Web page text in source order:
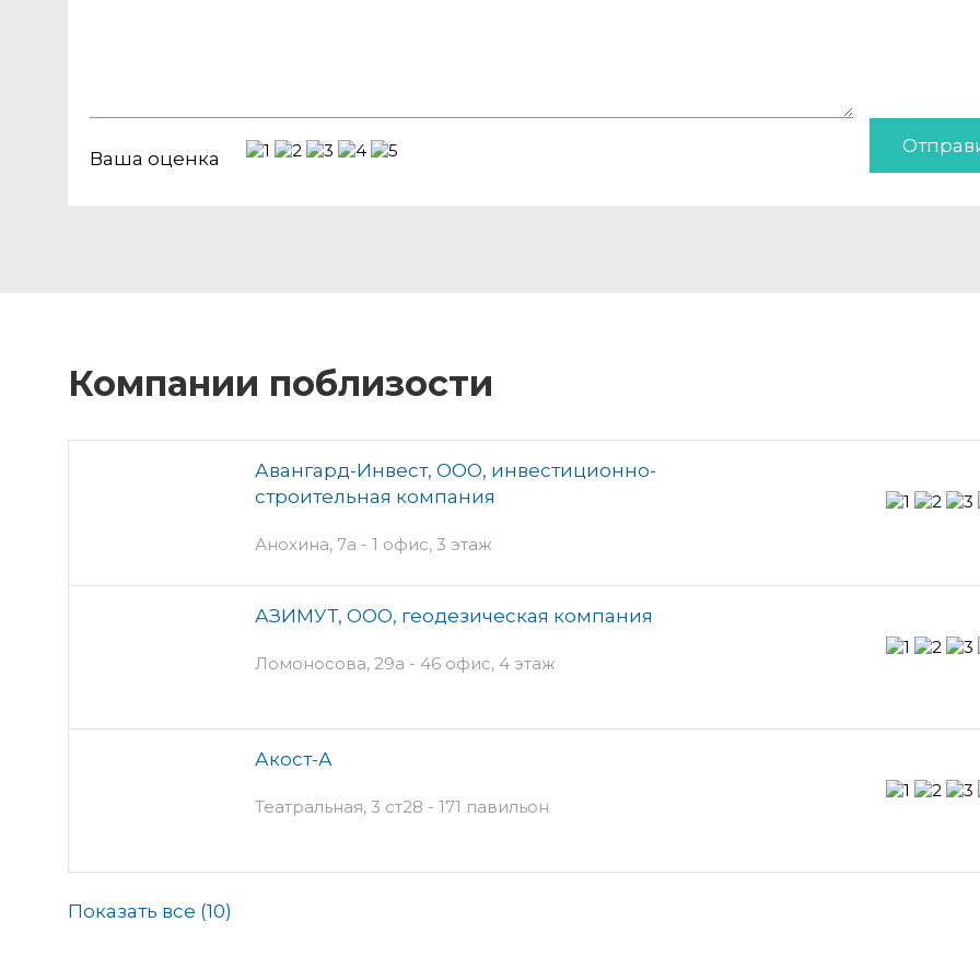
Ваша оценка
Компании поблизости
Авангард-Инвест, ООО, инвестиционно-
строительная компания
Анохина, 7а - 1 офис, 3 этаж
АЗИМУТ, ООО, геодезическая компания
Ломоносова, 29а - 46 офис, 4 этаж
Акост-А
Театральная, 3 ст28 - 171 павильон
Показать все (10)